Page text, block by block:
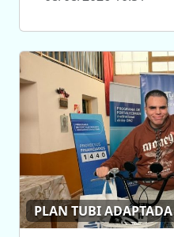
PLAN TUBI ADAPTADA